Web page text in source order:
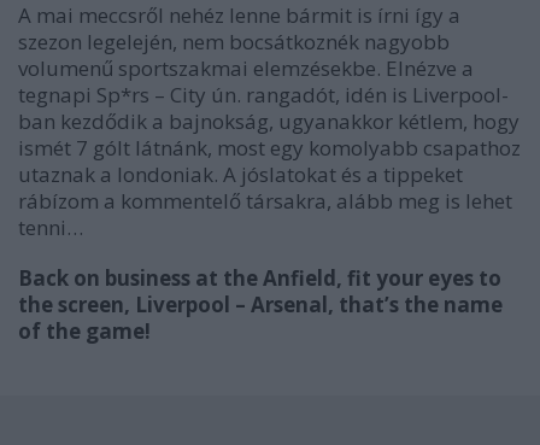
A mai meccsről nehéz lenne bármit is írni így a
szezon legelején, nem bocsátkoznék nagyobb
volumenű sportszakmai elemzésekbe. Elnézve a
tegnapi Sp*rs – City ún. rangadót, idén is Liverpool-
ban kezdődik a bajnokság, ugyanakkor kétlem, hogy
ismét 7 gólt látnánk, most egy komolyabb csapathoz
utaznak a londoniak. A jóslatokat és a tippeket
rábízom a kommentelő társakra, alább meg is lehet
tenni…
Back on business at the Anfield, fit your eyes to
the screen, Liverpool – Arsenal, that’s the name
of the game!